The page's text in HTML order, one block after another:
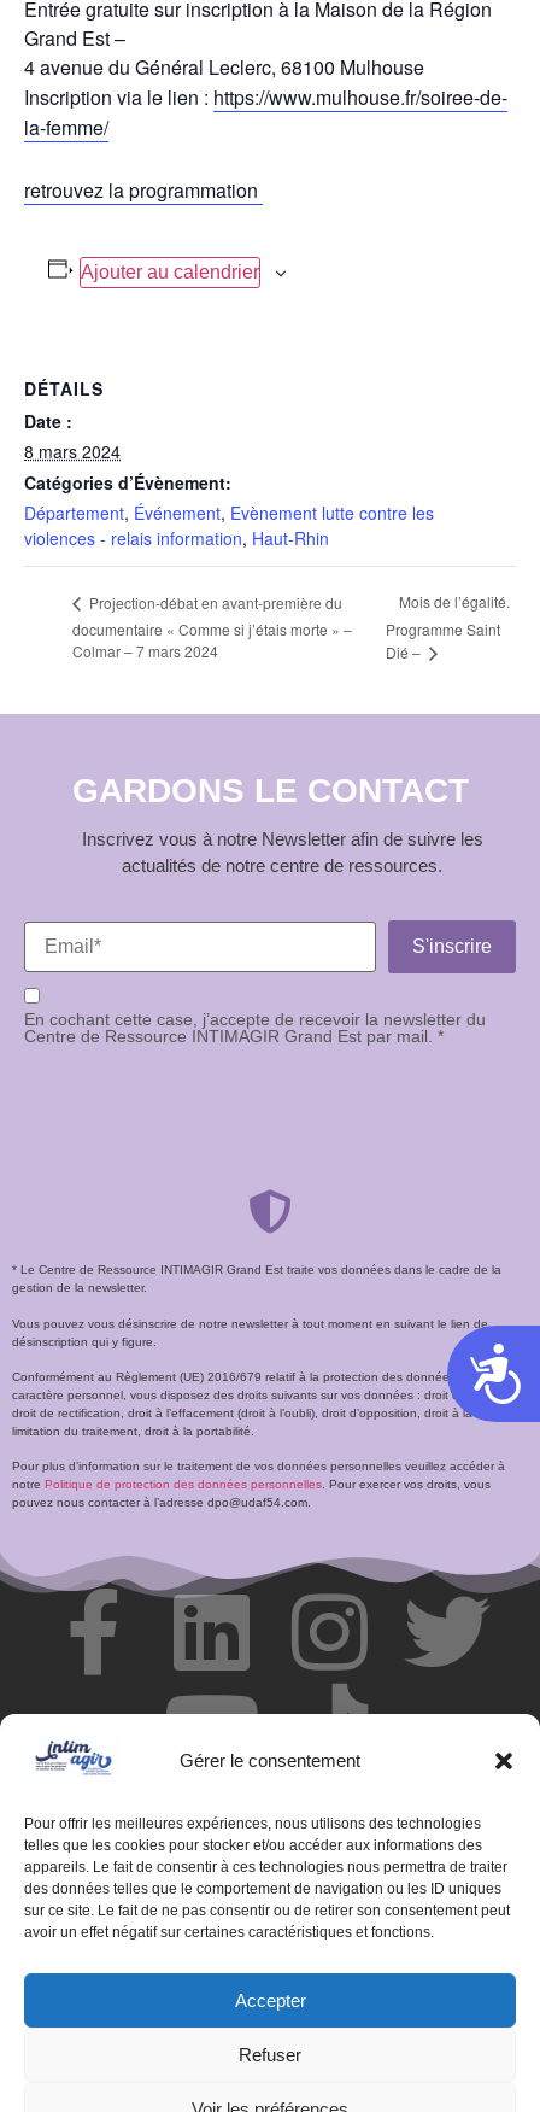
Gérer le consentement
Pour offrir les meilleures expériences, nous utilisons des technologies
telles que les cookies pour stocker et/ou accéder aux informations des
appareils. Le fait de consentir à ces technologies nous permettra de traiter
des données telles que le comportement de navigation ou les ID uniques
sur ce site. Le fait de ne pas consentir ou de retirer son consentement peut
avoir un effet négatif sur certaines caractéristiques et fonctions.
Accepter
Refuser
Entrée gratuite sur inscription à la Maison de la Région
Grand Est –
4 avenue du Général Leclerc, 68100 Mulhouse
Inscription via le lien : https://www.mulhouse.fr/soiree-de-
la-femme/
retrouvez la programmation
Ajouter au calendrier
DÉTAILS
Date :
8 mars 2024
Catégories d’Évènement:
Département, Événement, Evènement lutte contre les
violences - relais information, Haut-Rhin
Projection-débat en avant-première du
documentaire « Comme si j’étais morte » –
Colmar – 7 mars 2024
Mois de l’égalité.
Programme Saint
Dié –
GARDONS LE CONTACT
Inscrivez vous à notre Newsletter afin de suivre les
actualités de notre centre de ressources.
En cochant cette case, j’accepte de recevoir la newsletter du
Centre de Ressource INTIMAGIR Grand Est par mail. *
* Le Centre de Ressource INTIMAGIR Grand Est traite vos données dans le cadre de la
gestion de la newsletter.
Vous pouvez vous désinscrire de notre newsletter à tout moment en suivant le lien de
désinscription qui y figure.
Conformément au Règlement (UE) 2016/679 relatif à la protection des données à
caractère personnel, vous disposez des droits suivants sur vos données : droit d’accès,
droit de rectification, droit à l’effacement (droit à l’oubli), droit d’opposition, droit à la
limitation du traitement, droit à la portabilité.
Pour plus d’information sur le traitement de vos données personnelles veuillez accéder à
notre Politique de protection des données personnelles. Pour exercer vos droits, vous
pouvez nous contacter à l’adresse dpo@udaf54.com.
© Centre de ressources INTIMAGIR Grand Est – 124 rue de
Newcastle 54000 NANCY
Mentions légales